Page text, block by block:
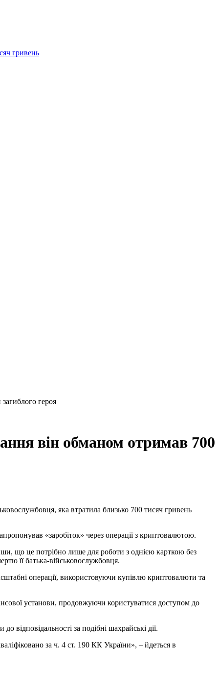
гривень
героя
він обманом отримав 700
«заробіток» через операції з криптовалютою.
що це потрібно лише для роботи з однією карткою без
її батька-військовослужбовця.
операції, використовуючи купівлю криптовалюти та
установи, продовжуючи користуватися доступом до
відповідальності за подібні шахрайські дії.